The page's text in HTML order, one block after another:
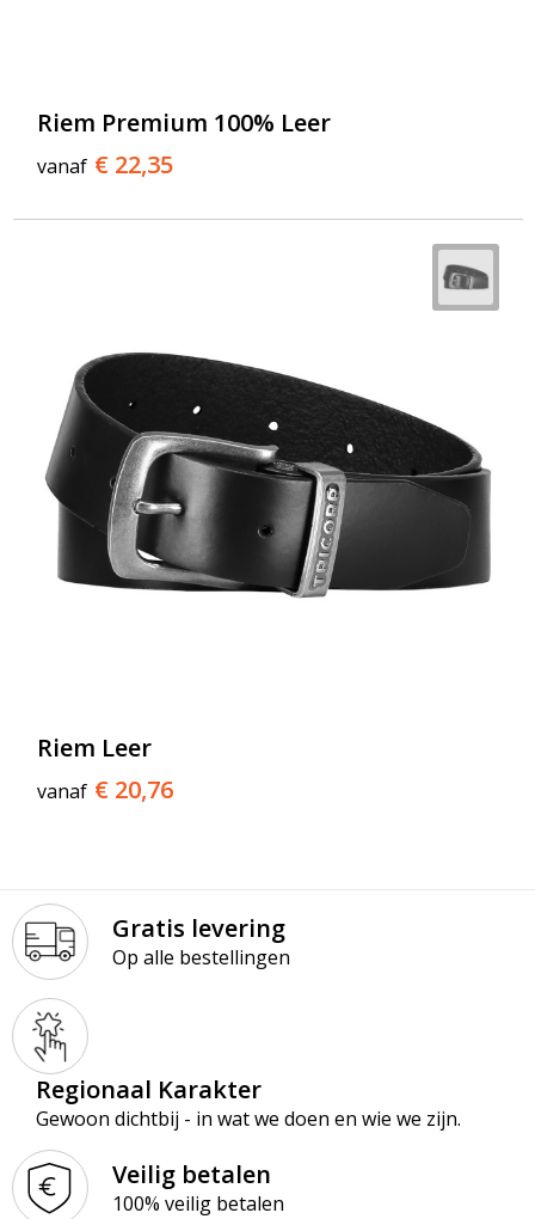
Riem Premium 100% Leer
vanaf € 22,35
Riem Leer
vanaf € 20,76
Gratis levering
Op alle bestellingen
Regionaal Karakter
Gewoon dichtbij - in wat we doen en wie we zijn.
Veilig betalen
100% veilig betalen